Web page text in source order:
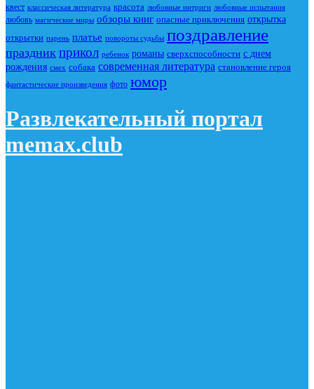
квест классическая литература красота любовные интриги любовные испытания
любовь магические миры обзоры книг опасные приключения открытка
открытки парень платье повороты судьбы поздравление
праздник прикол ребенок романы сверхспособности с днем
рождения смех собака современная литература становление героя
фантастические произведения фото юмор
Развлекательный портал
memax.club